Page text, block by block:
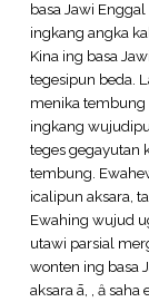
basa Jawi
ingkang angka
Kina ing basa
tegesipun beda.
menika tembung
ingkang
teges gegayutan
tembung.
icalipun aksara,
Ewahing wujud
utawi parsial
wonten ing basa
aksara ā, ӑ, ȃ